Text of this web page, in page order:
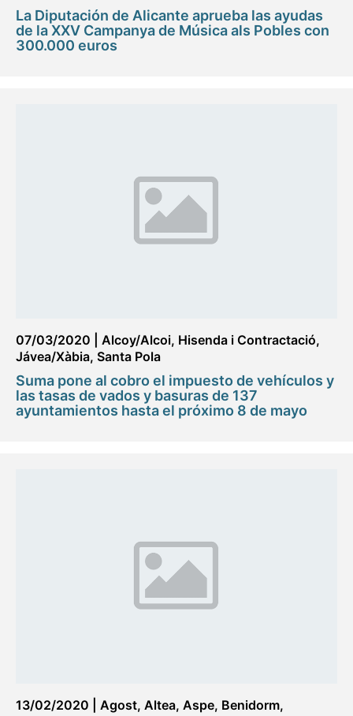
La Diputación de Alicante aprueba las ayudas
de la XXV Campanya de Música als Pobles con
300.000 euros
07/03/2020 Alcoy/Alcoi, Hisenda i Contractació,
Jávea/Xàbia, Santa Pola
Suma pone al cobro el impuesto de vehículos y
las tasas de vados y basuras de 137
ayuntamientos hasta el próximo 8 de mayo
13/02/2020 Agost, Altea, Aspe, Benidorm,